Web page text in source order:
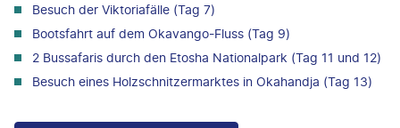
Besuch der Viktoriafälle (Tag 7)
Bootsfahrt auf dem Okavango-Fluss (Tag 9)
2 Bussafaris durch den Etosha Nationalpark (Tag 11 und 12)
Besuch eines Holzschnitzermarktes in Okahandja (Tag 13)